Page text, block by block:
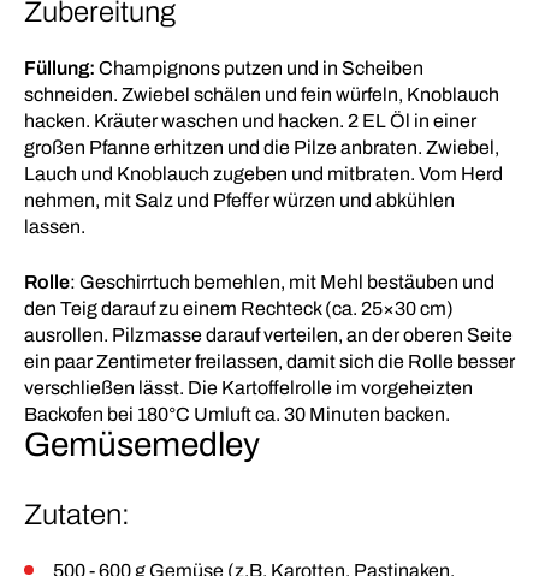
Zubereitung
Füllung: Champignons putzen und in Scheiben
schneiden. Zwiebel schälen und fein würfeln, Knoblauch
hacken. Kräuter waschen und hacken. 2 EL Öl in einer
großen Pfanne erhitzen und die Pilze anbraten. Zwiebel,
Lauch und Knoblauch zugeben und mitbraten. Vom Herd
nehmen, mit Salz und Pfeffer würzen und abkühlen
lassen.
Rolle: Geschirrtuch bemehlen, mit Mehl bestäuben und
den Teig darauf zu einem Rechteck (ca. 25×30 cm)
ausrollen. Pilzmasse darauf verteilen, an der oberen Seite
ein paar Zentimeter freilassen, damit sich die Rolle besser
verschließen lässt. Die Kartoffelrolle im vorgeheizten
Backofen bei 180°C Umluft ca. 30 Minuten backen.
Gemüsemedley
Zutaten:
500 - 600 g Gemüse (z.B. Karotten, Pastinaken,